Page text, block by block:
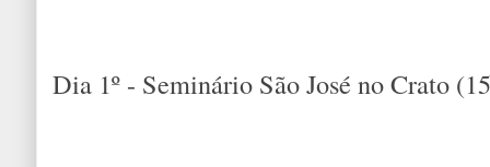
Dia 1º - Seminário São José no Crato